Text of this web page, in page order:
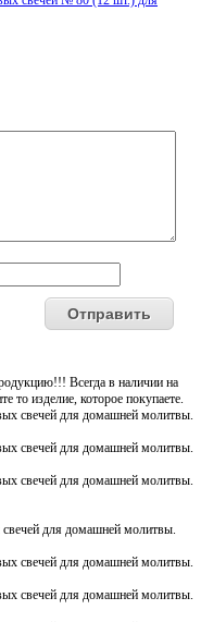
Всегда в наличии на
то изделие, которое покупаете.
для домашней молитвы.